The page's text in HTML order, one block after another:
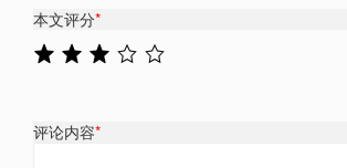
本文评分*
评论内容*